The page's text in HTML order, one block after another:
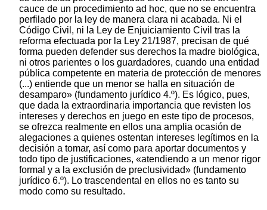
cauce de un procedimiento ad hoc, que no se encuentra
perfilado por la ley de manera clara ni acabada. Ni el
Código Civil, ni la Ley de Enjuiciamiento Civil tras la
reforma efectuada por la Ley 21/1987, precisan de qué
forma pueden defender sus derechos la madre biológica,
ni otros parientes o los guardadores, cuando una entidad
pública competente en materia de protección de menores
(...) entiende que un menor se halla en situación de
desamparo» (fundamento jurídico 4.º). Es lógico, pues,
que dada la extraordinaria importancia que revisten los
intereses y derechos en juego en este tipo de procesos,
se ofrezca realmente en ellos una amplia ocasión de
alegaciones a quienes ostentan intereses legítimos en la
decisión a tomar, así como para aportar documentos y
todo tipo de justificaciones, «atendiendo a un menor rigor
formal y a la exclusión de preclusividad» (fundamento
jurídico 6.º). Lo trascendental en ellos no es tanto su
modo como su resultado.